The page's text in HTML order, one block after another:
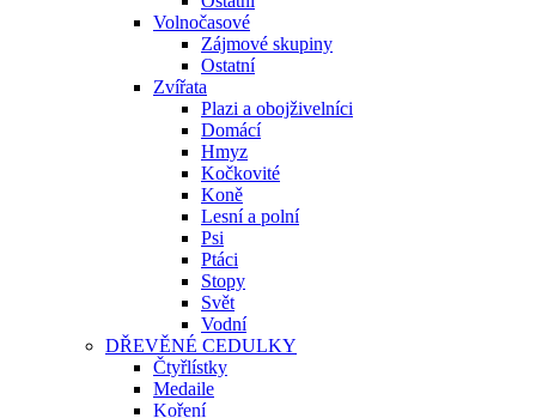
Volnočasové
Zájmové skupiny
Ostatní
Zvířata
Plazi a obojživelníci
Domácí
Hmyz
Kočkovité
Koně
Lesní a polní
Psi
Ptáci
Stopy
Svět
Vodní
DŘEVĚNÉ CEDULKY
Čtyřlístky
Medaile
Koření